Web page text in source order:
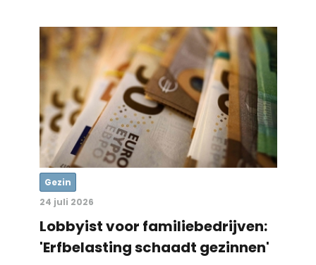
Gezin
24 juli 2026
Lobbyist voor familiebedrijven:
'Erfbelasting schaadt gezinnen'